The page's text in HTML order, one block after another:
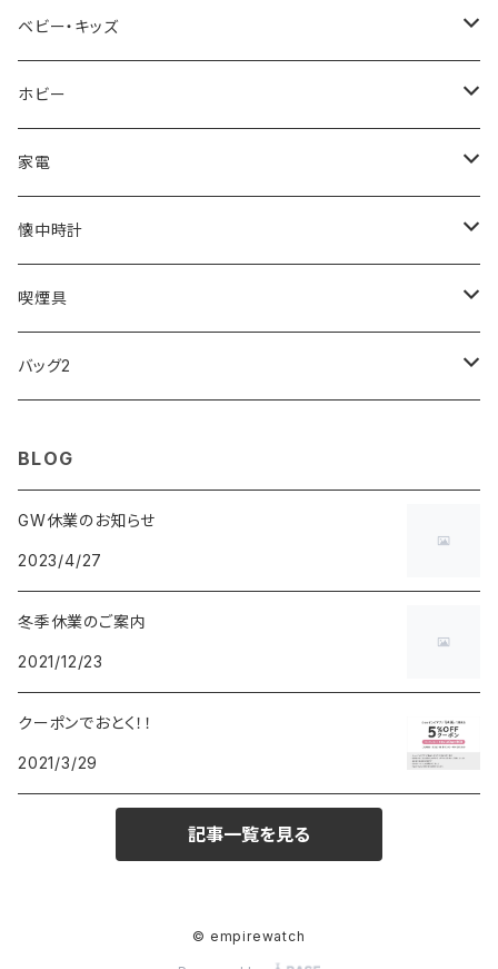
AVALANCHE
ORIENT
ZEPPELIN
SKAGEN
FOOTBALL WATCHES
ARCA FUTURA
DISNEY
FOREVER
CLUSE
ALV
Merge
ETTINGER
COACH
BVLGARI
VANQUISH
DUNHILL
BEAMZSQUARE
TOMMY HILFIGER
BOTTEGA VENETA
EMPORIO ARMANI
CALVIN KLEIN
DANIEL WELLINGTON
SWAROVSKI
VIVIENNE WESTWOOD
MICHAEL KORS
MARC JACOBS
DIESEL
OROBIANCO
Ellese
COLEMAN
MONTBLANC
Fashion Accessory Cllection
ISLAND
ATLANTIC STARS
VIVIENNE WESTWOOD
POLO RALPH LAUREN
BLAZER CLUB
ANDY HAWARD
G GUSTO
GULLWING
LESPORTSAC
PRADA
BROMPTON
HAMILTON
INCASE
BRAUN
RHYTHM
BLOSSOM
MONDAINE
MAWA
その他
TANACOCORO
WOODEN
CASIO
VALENTINO VISCANI
WATERMAN
PARKER
PELIKAN
CROSS
MONTBLANC
SWAROVSKI
SMYTHSON
Trangia
Barebones
FEUERHAND
CASIO
ベビー・キッズ
ふわりぃ
ERGO BABY
ホビー
その他
AMOS
OMMIX
COACH
家電
CREATE
TORAY
OMRON
Micol
懐中時計
MONDAINE
喫煙具
ZIPPO
バッグ2
BLOG
GW休業のお知らせ
2023/4/27
冬季休業のご案内
2021/12/23
クーポンでおとく！！
2021/3/29
記事一覧を見る
© empirewatch